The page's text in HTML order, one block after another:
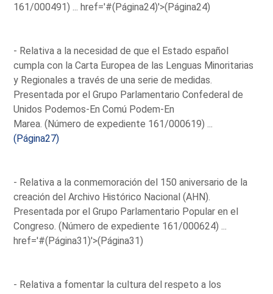
161/000491) ...href='#(Página24)'>(Página24)
- Relativa a la necesidad de que el Estado español
cumpla con la Carta Europea de las Lenguas Minoritarias
y Regionales a través de una serie de medidas.
Presentada por el Grupo Parlamentario Confederal de
Unidos Podemos-En Comú Podem-En
Marea. (Número de expediente 161/000619) ...
(Página27)
- Relativa a la conmemoración del 150 aniversario de la
creación del Archivo Histórico Nacional (AHN).
Presentada por el Grupo Parlamentario Popular en el
Congreso. (Número de expediente 161/000624) ...
href='#(Página31)'>(Página31)
- Relativa a fomentar la cultura del respeto a los